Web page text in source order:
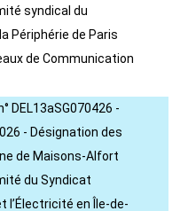
syndical du
Périphérie de Paris
de Communication
DEL13aSG070426 -
- Désignation des
de Maisons-Alfort
du Syndicat
l’Électricité en Île-de-